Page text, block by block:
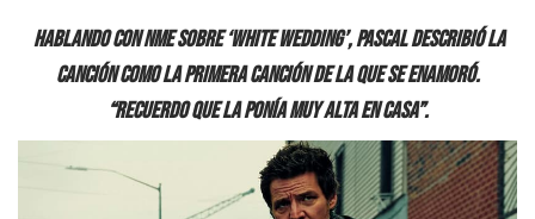
Hablando con NME sobre ‘White Wedding’, Pascal describió la
canción como la primera canción de la que se enamoró.
“Recuerdo que la ponía muy alta en casa”.